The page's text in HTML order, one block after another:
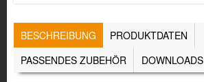
TABS
BESCHREIBUNG (AKTIVER
REITER)
PRODUKTDATEN
PASSENDES ZUBEHÖR
DOWNLOADS